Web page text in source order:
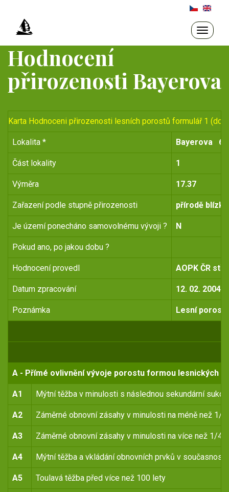
hlavnímu
Toggle
Hodnocení
přirozenosti Bayerova
Karta Hodnoceni přirozenosti lesních porostů formulář 1 (do
Lokalita * Bayerova
Část lokality 1
Výměra 17.37
Zařazení podle stupně přirozenosti přírodě blízký
Je území ponecháno samovolnému vývoji ? N
Pokud ano, po jakou dobu ?
Hodnocení provedl AOPK ČR
Datum zpracování 12. 02. 2004
Poznámka Lesní
A - Přímé ovlivnění vývoje porostu formou lesnických
A1 Mýtní těžba v minulosti s následnou sekundární
A2 Záměrné obnovní zásahy v minulosti na méně než 1/
A3 Záměrné obnovní zásahy v minulosti na více než 1/4
A4 Mýtní těžba a vkládání obnovních prvků v současnosti
A5 Toulavá těžba před více než 100 lety